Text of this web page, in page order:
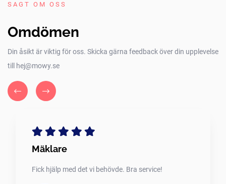
SAGT OM OSS
Omdömen
Din åsikt är viktig för oss. Skicka gärna feedback över din upplevelse
till hej@mowy.se
Mäklare
Fick hjälp med det vi behövde. Bra service!